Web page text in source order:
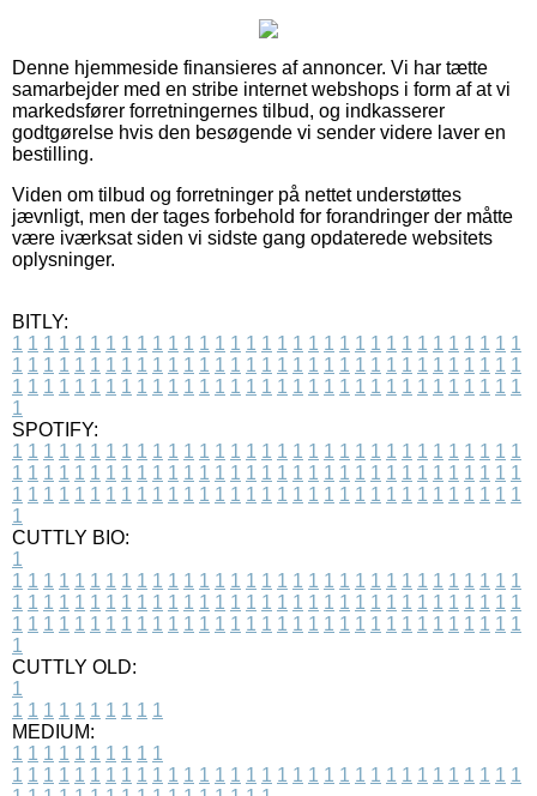
Denne hjemmeside finansieres af annoncer. Vi har tætte
samarbejder med en stribe internet webshops i form af at vi
markedsfører forretningernes tilbud, og indkasserer
godtgørelse hvis den besøgende vi sender videre laver en
bestilling.
Viden om tilbud og forretninger på nettet understøttes
jævnligt, men der tages forbehold for forandringer der måtte
være iværksat siden vi sidste gang opdaterede websitets
oplysninger.
BITLY:
1 1 1 1 1 1 1 1 1 1 1 1 1 1 1 1 1 1 1 1 1 1 1 1 1 1 1 1 1 1 1 1 1
1 1 1 1 1 1 1 1 1 1 1 1 1 1 1 1 1 1 1 1 1 1 1 1 1 1 1 1 1 1 1 1 1
1 1 1 1 1 1 1 1 1 1 1 1 1 1 1 1 1 1 1 1 1 1 1 1 1 1 1 1 1 1 1 1 1
1
SPOTIFY:
1 1 1 1 1 1 1 1 1 1 1 1 1 1 1 1 1 1 1 1 1 1 1 1 1 1 1 1 1 1 1 1 1
1 1 1 1 1 1 1 1 1 1 1 1 1 1 1 1 1 1 1 1 1 1 1 1 1 1 1 1 1 1 1 1 1
1 1 1 1 1 1 1 1 1 1 1 1 1 1 1 1 1 1 1 1 1 1 1 1 1 1 1 1 1 1 1 1 1
1
CUTTLY BIO:
1
1 1 1 1 1 1 1 1 1 1 1 1 1 1 1 1 1 1 1 1 1 1 1 1 1 1 1 1 1 1 1 1 1
1 1 1 1 1 1 1 1 1 1 1 1 1 1 1 1 1 1 1 1 1 1 1 1 1 1 1 1 1 1 1 1 1
1 1 1 1 1 1 1 1 1 1 1 1 1 1 1 1 1 1 1 1 1 1 1 1 1 1 1 1 1 1 1 1 1
1
CUTTLY OLD:
1
1 1 1 1 1 1 1 1 1 1
MEDIUM:
1 1 1 1 1 1 1 1 1 1
1 1 1 1 1 1 1 1 1 1 1 1 1 1 1 1 1 1 1 1 1 1 1 1 1 1 1 1 1 1 1 1 1